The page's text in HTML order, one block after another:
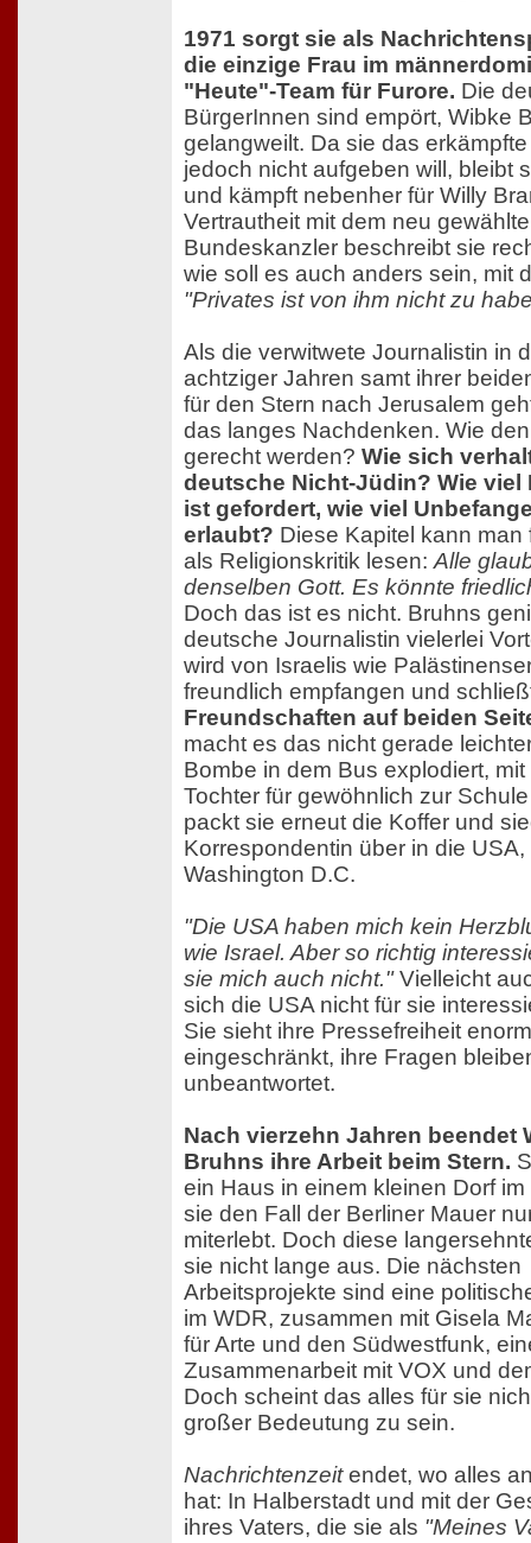
1971 sorgt sie als
die einzige Frau im
"Heute"-Team für Furore. Die
BürgerInnen sind empört, Wibke
gelangweilt. Da sie das erkämpfte
jedoch nicht aufgeben will, bleibt
und kämpft nebenher für Willy
Vertrautheit mit dem neu
Bundeskanzler beschreibt sie
wie soll es auch anders sein, mit
"Privates ist von ihm nicht zu
Als die verwitwete Journalistin in
achtziger Jahren samt ihrer
für den Stern nach Jerusalem
das langes Nachdenken. Wie
gerecht werden? Wie sich
deutsche Nicht-Jüdin? Wie viel
ist gefordert, wie viel
erlaubt? Diese Kapitel kann man
als Religionskritik lesen: Alle
denselben Gott. Es könnte
Doch das ist es nicht. Bruhns
deutsche Journalistin vielerlei
wird von Israelis wie
freundlich empfangen und
Freundschaften auf beiden
macht es das nicht gerade
Bombe in dem Bus explodiert,
Tochter für gewöhnlich zur
packt sie erneut die Koffer und
Korrespondentin über in die
Washington D.C.
"Die USA haben mich kein
wie Israel. Aber so richtig
sie mich auch nicht."Vielleicht
sich die USA nicht für sie
Sie sieht ihre Pressefreiheit enorm
eingeschränkt, ihre Fragen
unbeantwortet.
Nach vierzehn Jahren beendet
Bruhns ihre Arbeit beim Stern.
ein Haus in einem kleinen Dorf
sie den Fall der Berliner Mauer
miterlebt. Doch diese
sie nicht lange aus. Die nächsten
Arbeitsprojekte sind eine
im WDR, zusammen mit Gisela
für Arte und den Südwestfunk,
Zusammenarbeit mit VOX und
Doch scheint das alles für sie
großer Bedeutung zu sein.
Nachrichtenzeitendet, wo alles
hat: In Halberstadt und mit der
ihres Vaters, die sie als "Meines